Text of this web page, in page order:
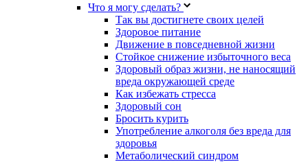
Что я могу сделать?
Так вы достигнете своих целей
Здоровое питание
Движение в повседневной жизни
Стойкое снижение избыточного веса
Здоровый образ жизни, не наносящий
вреда окружающей среде
Как избежать стресса
Здоровый сон
Бросить курить
Употребление алкоголя без вреда для
здоровья
Метаболический синдром